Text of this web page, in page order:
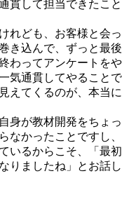
貫して担当できたこと
れども、お客様と会っ
き込んで、ずっと最後
わってアンケートをや
気通貫してやることで
えてくるのが、本当に
身が教材開発をちょっ
なかったことですし、
いるからこそ、「最初
りましたね」とお話し